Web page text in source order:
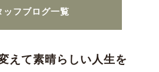
ッフブログ一覧
えて素晴らしい人生を